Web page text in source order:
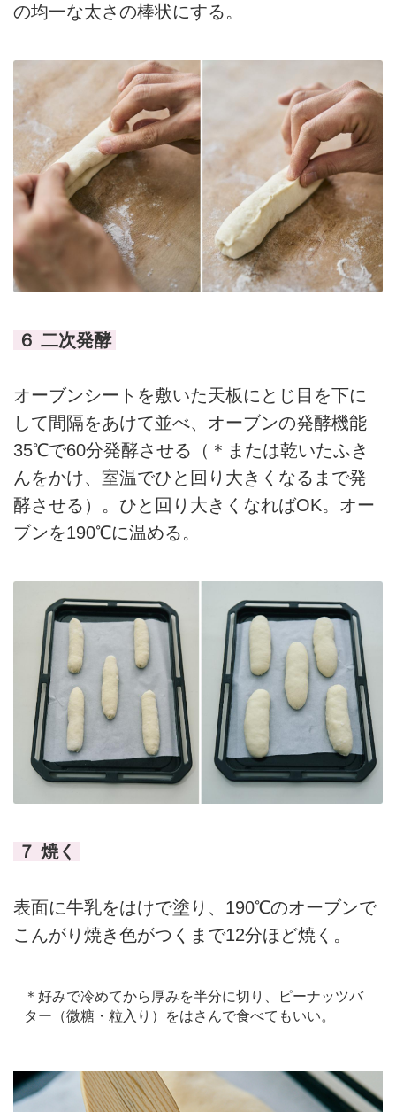
の均一な太さの棒状にする。
６ 二次発酵
オーブンシートを敷いた天板にとじ目を下に
して間隔をあけて並べ、オーブンの発酵機能
35℃で60分発酵させる（＊または乾いたふき
んをかけ、室温でひと回り大きくなるまで発
酵させる）。ひと回り大きくなればOK。オー
ブンを190℃に温める。
７ 焼く
表面に牛乳をはけで塗り、190℃のオーブンで
こんがり焼き色がつくまで12分ほど焼く。
＊好みで冷めてから厚みを半分に切り、ピーナッツバ
ター（微糖・粒入り）をはさんで食べてもいい。